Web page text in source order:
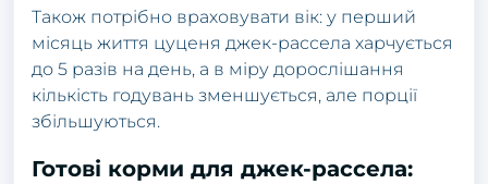
Також потрібно враховувати вік: у перший
місяць життя цуценя джек-рассела харчується
до 5 разів на день, а в міру дорослішання
кількість годувань зменшується, але порції
збільшуються.
Готові корми для джек-рассела: